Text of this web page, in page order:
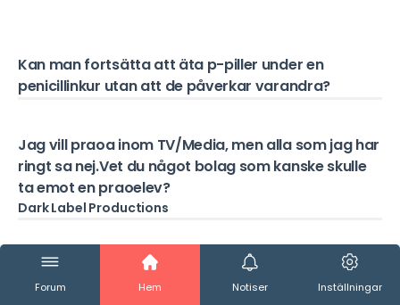
Kan man fortsätta att äta p-piller under en
penicillinkur utan att de påverkar varandra?
Dark Label Productions
Jag vill praoa inom TV/Media, men alla som jag har
ringt sa nej.Vet du något bolag som kanske skulle
ta emot en praoelev?
Hej,jag vill jobba med skådespeleri när jag blir stor,
därför tänkte jag gå det på gymnasiet. Men jag kan
Forum Hem Notiser Inställningar